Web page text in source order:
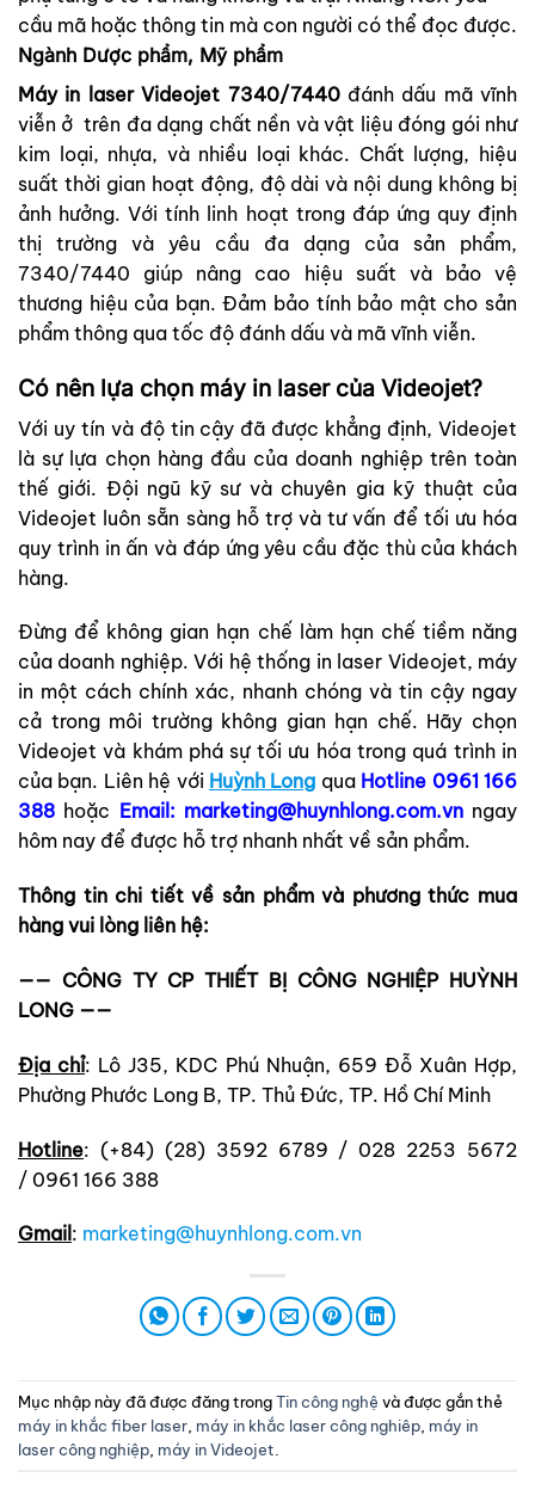
cầu mã hoặc thông tin mà con người có thể đọc được.
Ngành Dược phẩm, Mỹ phẩm
Máy in laserVideojet 7340/7440đánh dấu mã vĩnh
viễn ở trên đa dạng chất nền và vật liệu đóng gói như
kim loại, nhựa, và nhiều loại khác. Chất lượng, hiệu
suất thời gian hoạt động, độ dài và nội dung không bị
ảnh hưởng. Với tính linh hoạt trong đáp ứng quy định
thị trường và yêu cầu đa dạng của sản phẩm,
7340/7440 giúp nâng cao hiệu suất và bảo vệ
thương hiệu của bạn. Đảm bảo tính bảo mật cho sản
phẩm thông qua tốc độ đánh dấu và mã vĩnh viễn.
Có nên lựa chọn máy in laser của Videojet?
Với uy tín và độ tin cậy đã được khẳng định, Videojet
là sự lựa chọn hàng đầu của doanh nghiệp trên toàn
thế giới. Đội ngũ kỹ sư và chuyên gia kỹ thuật của
Videojet luôn sẵn sàng hỗ trợ và tư vấn để tối ưu hóa
quy trình in ấn và đáp ứng yêu cầu đặc thù của khách
hàng.
Đừng để không gian hạn chế làm hạn chế tiềm năng
của doanh nghiệp. Với hệ thống in laser Videojet, máy
in một cách chính xác, nhanh chóng và tin cậy ngay
cả trong môi trường không gian hạn chế. Hãy chọn
Videojet và khám phá sự tối ưu hóa trong quá trình in
của bạn. Liên hệ với Huỳnh Long qua Hotline 0961 166
388 hoặc Email: marketing@huynhlong.com.vnngay
hôm nay để được hỗ trợ nhanh nhất về sản phẩm.
Thông tin chi tiết về sản phẩm và phương thức mua
hàng vui lòng liên hệ:
—— CÔNG TY CP THIẾT BỊ CÔNG NGHIỆP HUỲNH
LONG ——
Địa chỉ: Lô J35, KDC Phú Nhuận, 659 Đỗ Xuân Hợp,
Phường Phước Long B, TP. Thủ Đức, TP. Hồ Chí Minh
Hotline: (+84) (28) 3592 6789 / 028 2253 5672
/ 0961 166 388
Gmail : marketing@huynhlong.com.vn
Mục nhập này đã được đăng trongTin công nghệ và được gắn thẻ
máy in khắc fiber laser máy in khắc laser công nghiêp máy in
laser công nghiệp máy in Videojet